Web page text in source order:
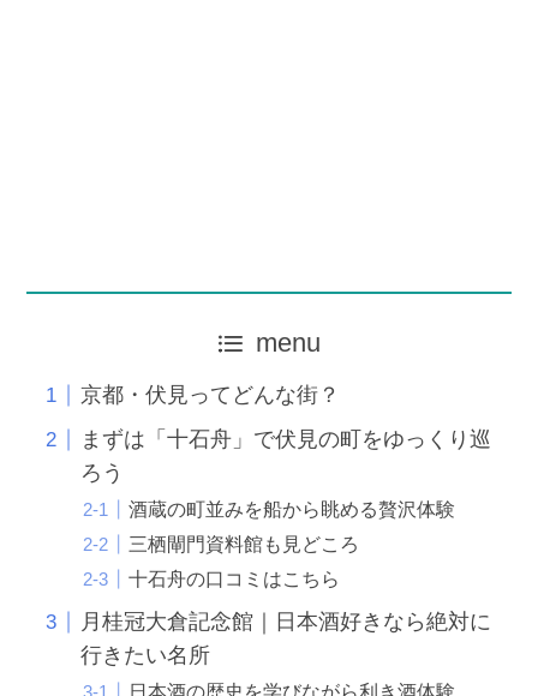
menu
京都・伏見ってどんな街？
まずは「十石舟」で伏見の町をゆっくり巡
ろう
酒蔵の町並みを船から眺める贅沢体験
三栖閘門資料館も見どころ
十石舟の口コミはこちら
月桂冠大倉記念館｜日本酒好きなら絶対に
行きたい名所